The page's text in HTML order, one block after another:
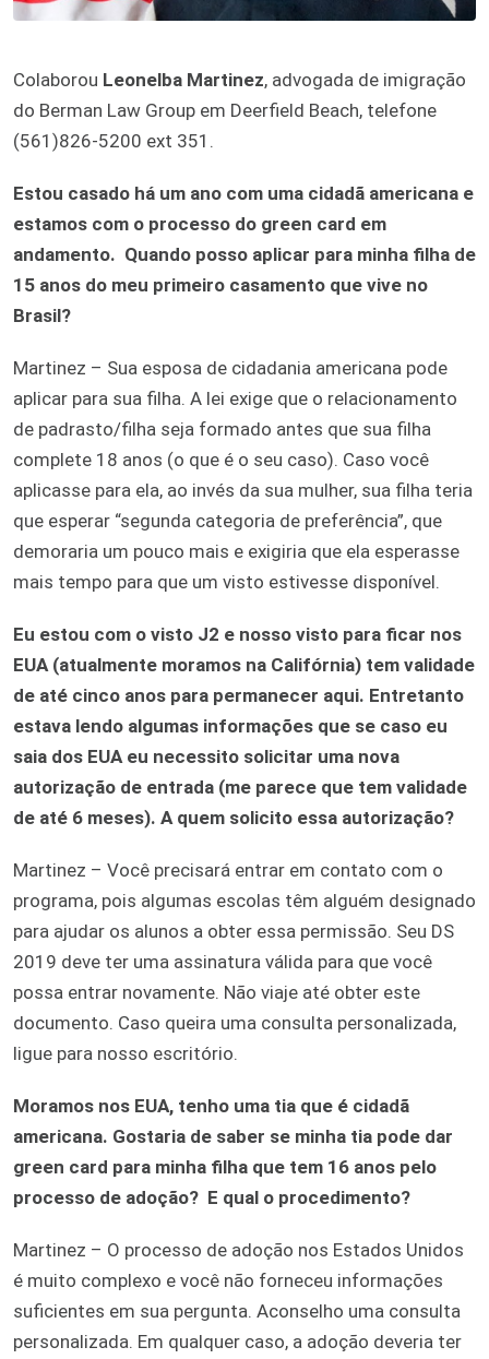
Colaborou Leonelba Martinez, advogada de imigração
do Berman Law Group em Deerfield Beach, telefone
(561)826-5200 ext 351.
Estou casado há um ano com uma cidadã americana e
estamos com o processo do green card em
andamento. Quando posso aplicar para minha filha de
15 anos do meu primeiro casamento que vive no
Brasil?
Martinez – Sua esposa de cidadania americana pode
aplicar para sua filha. A lei exige que o relacionamento
de padrasto/filha seja formado antes que sua filha
complete 18 anos (o que é o seu caso). Caso você
aplicasse para ela, ao invés da sua mulher, sua filha teria
que esperar “segunda categoria de preferência”, que
demoraria um pouco mais e exigiria que ela esperasse
mais tempo para que um visto estivesse disponível.
Eu estou com o visto J2 e nosso visto para ficar nos
EUA (atualmente moramos na Califórnia) tem validade
de até cinco anos para permanecer aqui. Entretanto
estava lendo algumas informações que se caso eu
saia dos EUA eu necessito solicitar uma nova
autorização de entrada (me parece que tem validade
de até 6 meses). A quem solicito essa autorização?
Martinez – Você precisará entrar em contato com o
programa, pois algumas escolas têm alguém designado
para ajudar os alunos a obter essa permissão. Seu DS
2019 deve ter uma assinatura válida para que você
possa entrar novamente. Não viaje até obter este
documento. Caso queira uma consulta personalizada,
ligue para nosso escritório.
Moramos nos EUA, tenho uma tia que é cidadã
americana. Gostaria de saber se minha tia pode dar
green card para minha filha que tem 16 anos pelo
processo de adoção? E qual o procedimento?
Martinez – O processo de adoção nos Estados Unidos
é muito complexo e você não forneceu informações
suficientes em sua pergunta. Aconselho uma consulta
personalizada. Em qualquer caso, a adoção deveria ter